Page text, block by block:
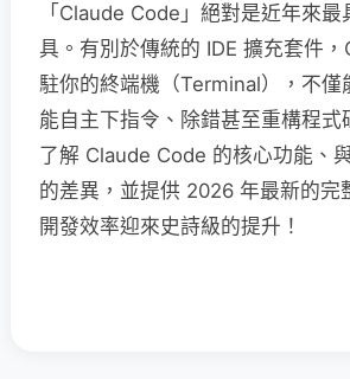
「Claude Code」絕對是近年來
具。有別於傳統的 IDE 擴充套件
駐你的終端機（Terminal），不僅
能自主下指令、除錯甚至重構程式
了解 Claude Code 的核心功能、
的差異，並提供 2026 年最新的完
開發效率迎來史詩級的提升！